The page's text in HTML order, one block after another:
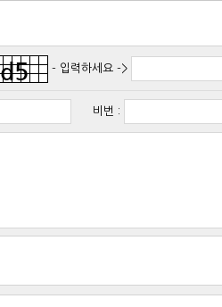
- 입력하세요 ->
비번 :